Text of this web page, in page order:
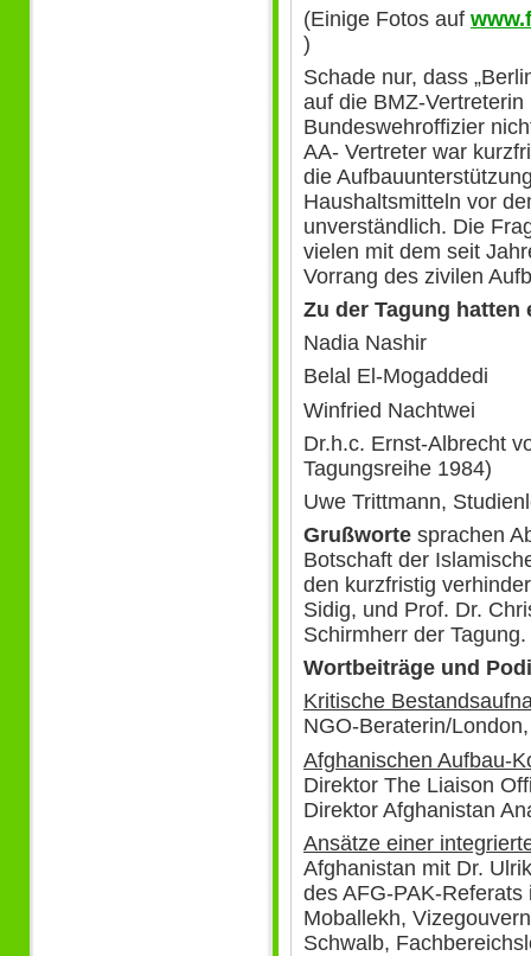
(Einige Fotos auf
)
Schade nur, dass
auf die BMZ-
Bundeswehroffizier
AA- Vertreter war
die
Haushaltsmitteln vor
unverständlich. Die
vielen mit dem seit
Vorrang des zivilen
Zu der Tagung hatten
Nadia Nashir
Belal El-Mogaddedi
Winfried Nachtwei
Dr.h.c. Ernst-Albrecht
Tagungsreihe 1984)
Uwe Trittmann,
Grußworte sprachen
Botschaft der
den kurzfristig
Sidig, und Prof. Dr.
Schirmherr der Tagung.
Wortbeiträge und
Kritische
NGO-Beraterin/
Afghanischen Aufbau-
Direktor The Liaison
Direktor Afghanistan
Ansätze einer
Afghanistan mit Dr.
des AFG-PAK-
Moballekh,
Schwalb,